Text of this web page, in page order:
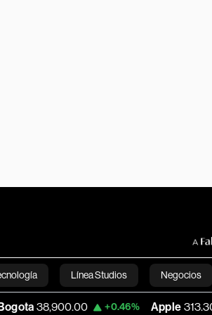
Línea Studios Negocios
English
+0.46% Apple 313.305 +0.25%